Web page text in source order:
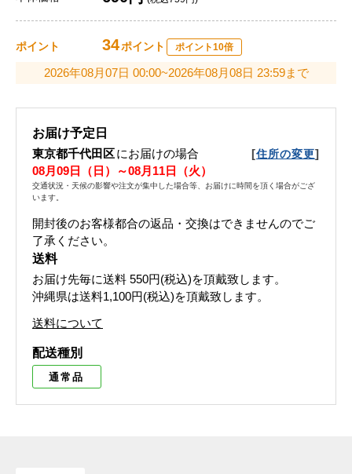
ポイント 34ポイント ポイント10倍
2026年08月07日 00:00~2026年08月08日 23:59まで
お届け予定日
東京都千代田区にお届けの場合 [住所の変更]
08月09日（日）～08月11日（火）
交通状況・天候の影響や注文が集中した場合等、お届けに時間を頂く場合がござ
います。
開封後のお客様都合の返品・交換はできませんのでご
了承ください。
送料
お届け先毎に送料 550円(税込)を頂戴致します。
沖縄県は送料1,100円(税込)を頂戴致します。
送料について
配送種別
通常品